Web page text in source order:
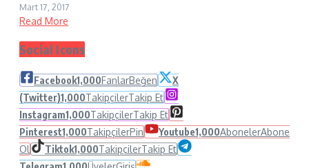
Mart 17, 2017
Read More
Social Icons
Facebook1,000FanlarBeğen
X
(Twitter)1,000TakipçilerTakip Et
Instagram1,000TakipçilerTakip Et
Pinterest1,000TakipçilerPin Youtube1,000AbonelerAbone
Ol
Tiktok1,000TakipçilerTakip Et